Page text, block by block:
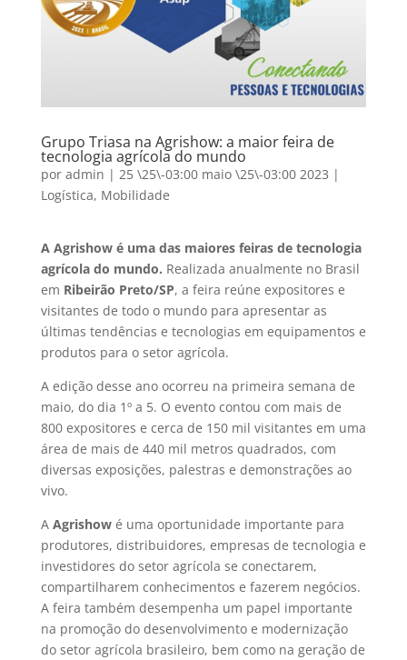
Grupo Triasa na Agrishow: a maior feira de
tecnologia agrícola do mundo
por admin | 25 \25\-03:00 maio \25\-03:00 2023 |
Logística, Mobilidade
A Agrishow é uma das maiores feiras de tecnologia
agrícola do mundo. Realizada anualmente no Brasil
em Ribeirão Preto/SP, a feira reúne expositores e
visitantes de todo o mundo para apresentar as
últimas tendências e tecnologias em equipamentos e
produtos para o setor agrícola.
A edição desse ano ocorreu na primeira semana de
maio, do dia 1º a 5. O evento contou com mais de
800 expositores e cerca de 150 mil visitantes em uma
área de mais de 440 mil metros quadrados, com
diversas exposições, palestras e demonstrações ao
vivo.
A Agrishow é uma oportunidade importante para
produtores, distribuidores, empresas de tecnologia e
investidores do setor agrícola se conectarem,
compartilharem conhecimentos e fazerem negócios.
A feira também desempenha um papel importante
na promoção do desenvolvimento e modernização
do setor agrícola brasileiro, bem como na geração de